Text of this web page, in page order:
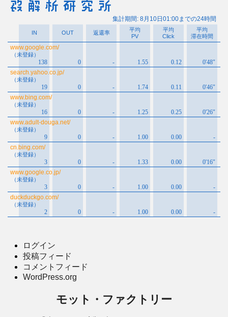
カ
ログイン
投稿フィード
コメントフィード
WordPress.org
モット・ファクトリー